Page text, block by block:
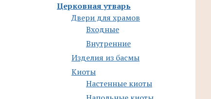
Церковная утварь
Двери для храмов
Входные
Внутренние
Изделия из басмы
Киоты
Настенные киоты